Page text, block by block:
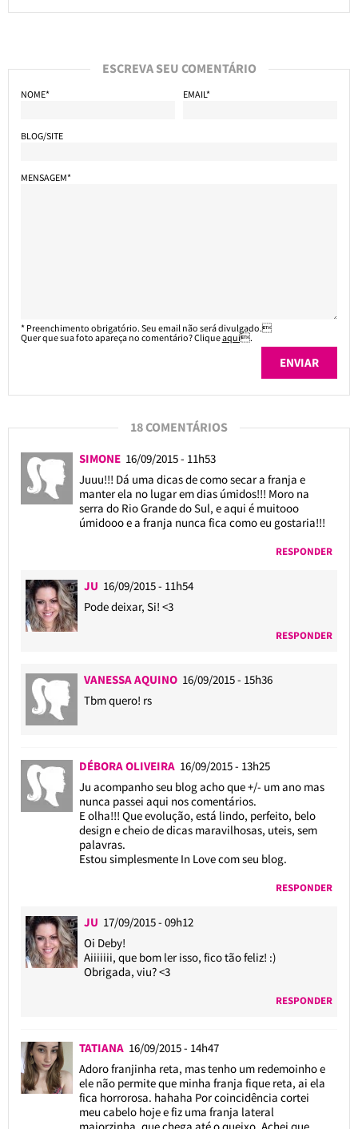
ESCREVA SEU COMENTÁRIO
NOME* EMAIL*
BLOG/SITE
MENSAGEM*
* Preenchimento obrigatório. Seu email não será divulgado.
Quer que sua foto apareça no comentário? Cliqueaqui.
18 COMENTÁRIOS
SIMONE 16/09/2015 - 11h53
Juuu!!! Dá uma dicas de como secar a franja e
manter ela no lugar em dias úmidos!!! Moro na
serra do Rio Grande do Sul, e aqui é muitooo
úmidooo e a franja nunca fica como eu gostaria!!!
RESPONDER
JU 16/09/2015 - 11h54
Pode deixar, Si! <3
RESPONDER
VANESSA AQUINO 16/09/2015 - 15h36
Tbm quero! rs
DÉBORA OLIVEIRA 16/09/2015 - 13h25
Ju acompanho seu blog acho que +/- um ano mas
nunca passei aqui nos comentários.
E olha!!! Que evolução, está lindo, perfeito, belo
design e cheio de dicas maravilhosas, uteis, sem
palavras.
Estou simplesmente In Love com seu blog.
RESPONDER
JU 17/09/2015 - 09h12
Oi Deby!
Aiiiiiii, que bom ler isso, fico tão feliz! :)
Obrigada, viu? <3
RESPONDER
TATIANA 16/09/2015 - 14h47
Adoro franjinha reta, mas tenho um redemoinho e
ele não permite que minha franja fique reta, ai ela
fica horrorosa. hahaha Por coincidência cortei
meu cabelo hoje e fiz uma franja lateral